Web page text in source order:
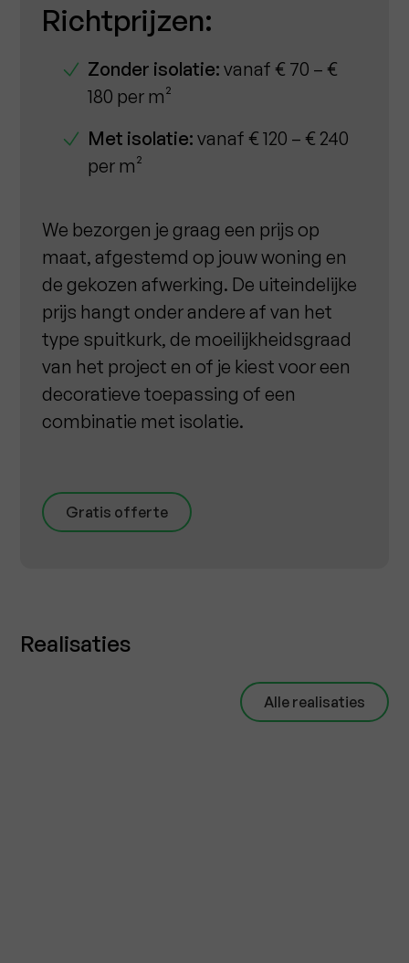
Richtprijzen:
Zonder isolatie: vanaf € 70 – €
180 per m²
Met isolatie:vanaf € 120 – € 240
per m²
We bezorgen je graag een prijs op
maat, afgestemd op jouw woning en
de gekozen afwerking. De uiteindelijke
prijs hangt onder andere af van het
type spuitkurk, de moeilijkheidsgraad
van het project en of je kiest voor een
decoratieve toepassing of een
combinatie met isolatie.
Gratis offerte
Realisaties
Alle realisaties